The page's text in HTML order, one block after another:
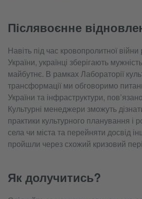
Післявоєнне
Навіть під час кровопролитної війни
України, українці зберігають
майбутнє. В рамках Лабораторії
трансформації ми обговоримо
України та інфраструктури,
Культурні менеджери зможуть
практики культурного планування і
села чи міста та перейняти досвід
пройшли через схожий кризовий
Як долучитись?